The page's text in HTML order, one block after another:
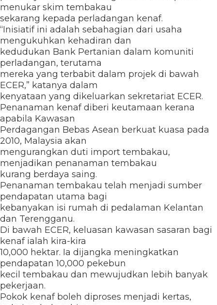
menukar skim tembakau
sekarang kepada perladangan kenaf.
“Inisiatif ini adalah sebahagian dari usaha
mengukuhkan kehadiran dan
kedudukan Bank Pertanian dalam komuniti
perladangan, terutama
mereka yang terbabit dalam projek di bawah
ECER,” katanya dalam
kenyataan yang dikeluarkan sekretariat ECER.
Penanaman kenaf diberi keutamaan kerana
apabila Kawasan
Perdagangan Bebas Asean berkuat kuasa pada
2010, Malaysia akan
mengurangkan duti import tembakau,
menjadikan penanaman tembakau
kurang berdaya saing.
Penanaman tembakau telah menjadi sumber
pendapatan utama bagi
kebanyakan isi rumah di pedalaman Kelantan
dan Terengganu.
Di bawah ECER, keluasan kawasan sasaran bagi
kenaf ialah kira-kira
10,000 hektar. Ia dijangka meningkatkan
pendapatan 10,000 pekebun
kecil tembakau dan mewujudkan lebih banyak
pekerjaan.
Pokok kenaf boleh diproses menjadi kertas,